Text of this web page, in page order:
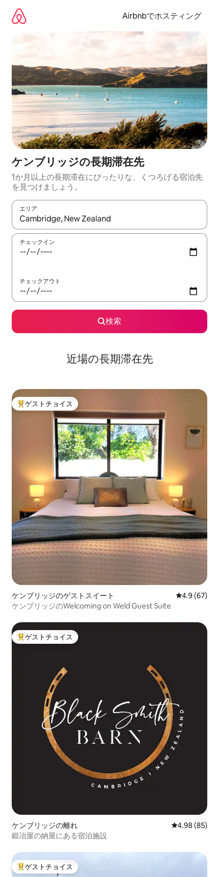
Airbnbでホスティング
ケンブリッジの長期滞在先
1か月以上の長期滞在にぴったりな、くつろげる宿泊先
を見つけましょう。
エリア
検索結果が表示されたら、上下の矢印キーを使って移動するか
チェックイン
チェックアウト
検索
近場の長期滞在先
大好評のゲストチョイスです。
ゲストチョイス
ケンブリッジのゲストスイート レビュー67
4.9 (67)
ケンブリッジのWelcoming on Weld Guest Suite
大好評のゲストチョイスです。
ゲストチョイス
ケンブリッジの離れ レビュー85
4.98 (85)
鍛冶屋の納屋にある宿泊施設
大好評のゲストチョイスです。
ゲストチョイス